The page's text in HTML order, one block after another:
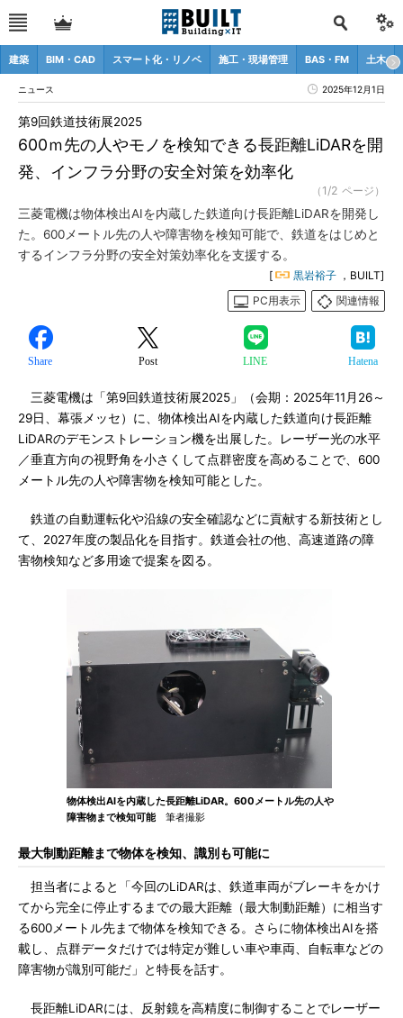
建築 BIM・CAD スマート化・リノベ 施工・現場管理 BAS・FM 土木
ニュース 2025年12月1日
600ｍ先の人やモノを検知できる長距離LiDARを開
発、インフラ分野の安全対策を効率化
第9回鉄道技術展2025
（1/2 ページ）
三菱電機は物体検出AIを内蔵した鉄道向け長距離LiDARを開発し
た。600メートル先の人や障害物を検知可能で、鉄道をはじめと
するインフラ分野の安全対策効率化を支援する。
[ 黒岩裕子 ，BUILT]
PC用表示
関連情報
Share Post LINE Hatena
三菱電機は「第9回鉄道技術展2025」（会期：2025年11月26～
29日、幕張メッセ）に、物体検出AIを内蔵した鉄道向け長距離
LiDARのデモンストレーション機を出展した。レーザー光の水平
／垂直方向の視野角を小さくして点群密度を高めることで、600
メートル先の人や障害物を検知可能とした。
鉄道の自動運転化や沿線の安全確認などに貢献する新技術とし
て、2027年度の製品化を目指す。鉄道会社の他、高速道路の障
害物検知など多用途で提案を図る。
物体検出AIを内蔵した長距離LiDAR。600メートル先の人や
障害物まで検知可能筆者撮影
最大制動距離まで物体を検知、識別も可能に
担当者によると「今回のLiDARは、鉄道車両がブレーキをかけ
てから完全に停止するまでの最大距離（最大制動距離）に相当す
る600メートル先まで物体を検知できる。さらに物体検出AIを搭
載し、点群データだけでは特定が難しい車や車両、自転車などの
障害物が識別可能だ」と特長を話す。
長距離LiDARには、反射鏡を高精度に制御することでレーザー